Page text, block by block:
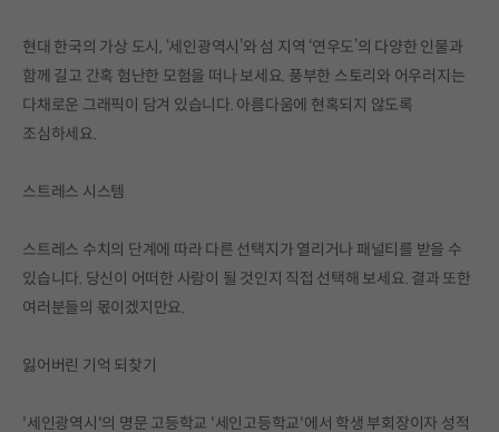
현대 한국의 가상 도시, ‘세인광역시’와 섬 지역 ‘연우도’의 다양한 인물과
함께 길고 간혹 험난한 모험을 떠나 보세요. 풍부한 스토리와 어우러지는
다채로운 그래픽이 담겨 있습니다. 아름다움에 현혹되지 않도록
조심하세요.
스트레스 시스템
스트레스 수치의 단계에 따라 다른 선택지가 열리거나 패널티를 받을 수
있습니다. 당신이 어떠한 사람이 될 것인지 직접 선택해 보세요. 결과 또한
여러분들의 몫이겠지만요.
잃어버린 기억 되찾기
'세인광역시'의 명문 고등학교 '세인고등학교'에서 학생 부회장이자 성적